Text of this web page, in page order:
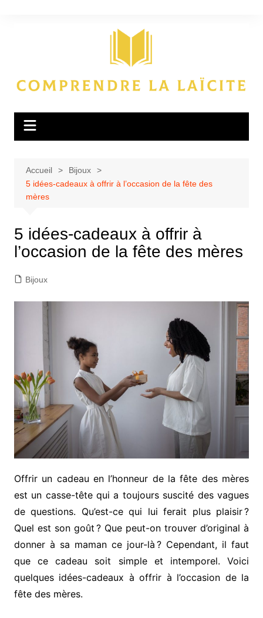
Accueil
Bijoux
5 idées-cadeaux à offrir à l’occasion de la fête des
mères
5 idées-cadeaux à offrir à
l’occasion de la fête des mères
Bijoux
Offrir un cadeau en l’honneur de la fête des mères
est un casse-tête qui a toujours suscité des vagues
de questions. Qu’est-ce qui lui ferait plus plaisir ?
Quel est son goût ? Que peut-on trouver d’original à
donner à sa maman ce jour-là ? Cependant, il faut
que ce cadeau soit simple et intemporel. Voici
quelques idées-cadeaux à offrir à l’occasion de la
fête des mères.